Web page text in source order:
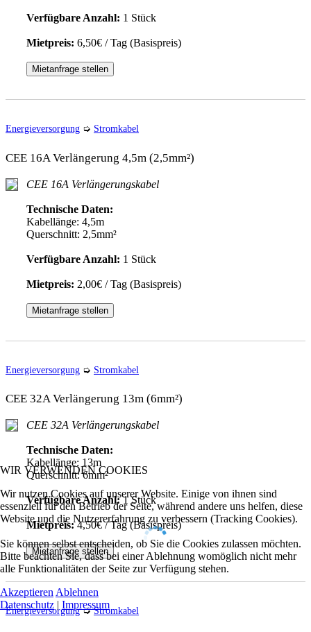
Verfügbare Anzahl: 1 Stück
Mietpreis: 6,50€ / Tag (Basispreis)
Mietanfrage stellen
Energieversorgung ➭ Stromkabel
CEE 16A Verlängerung 4,5m (2,5mm²)
CEE 16A Verlängerungskabel
Technische Daten:
Kabellänge: 4,5m
Querschnitt: 2,5mm²
Verfügbare Anzahl: 1 Stück
Mietpreis: 2,00€ / Tag (Basispreis)
Mietanfrage stellen
Energieversorgung ➭ Stromkabel
CEE 32A Verlängerung 13m (6mm²)
CEE 32A Verlängerungskabel
Technische Daten:
Kabellänge: 13m
Querschnitt: 6mm²
Verfügbare Anzahl:1 Stück
Mietpreis:4,50€ / Tag (Basispreis)
Mietanfrage stellen
Energieversorgung➭Stromkabel
WIR VERWENDEN COOKIES
Wir nutzen Cookies auf unserer Website. Einige von ihnen sind
essenziell für den Betrieb der Seite, während andere uns helfen, diese
Website und die Nutzererfahrung zu verbessern (Tracking Cookies).
Sie können selbst entscheiden, ob Sie die Cookies zulassen möchten.
Bitte beachten Sie, dass bei einer Ablehnung womöglich nicht mehr
alle Funktionalitäten der Seite zur Verfügung stehen.
Akzeptieren Ablehnen
Datenschutz | Impressum